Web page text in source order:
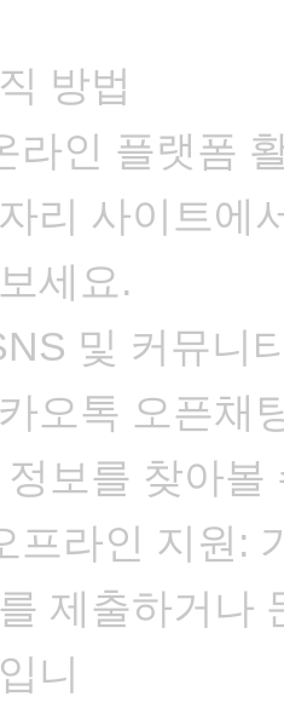
방법
라인 플랫폼
리 사이트에
세요.
및 커뮤니
오톡 오픈채
정보를 찾아볼
프라인 지원:
제출하거나
니